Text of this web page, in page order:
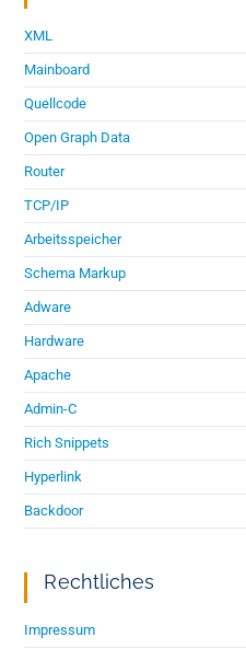
XML
Mainboard
Quellcode
Open Graph Data
Router
TCP/IP
Arbeitsspeicher
Schema Markup
Adware
Hardware
Apache
Admin-C
Rich Snippets
Hyperlink
Backdoor
Rechtliches
Impressum